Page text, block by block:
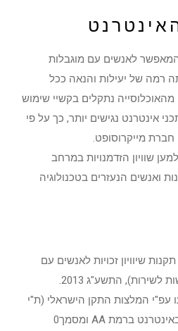
לאנשים עם מוגבלות
רמה של יעילות והנאה ככל
20 עד 25 אחוזים מהאוכלוסייה נתקלים בקשיי שימוש
אינטרנט נגישים יותר, כך על פי
שוויון הזדמנויות במרחב
ואנשים הנעזרים בטכנולוגיה
שיוויון זכויות לאנשים עם
התשע"ג 2013.
עפ"י המלצות התקן הישראלי (ת"י
5568) לנגישות תכנים באינטרנט ברמת AA ומסמך0